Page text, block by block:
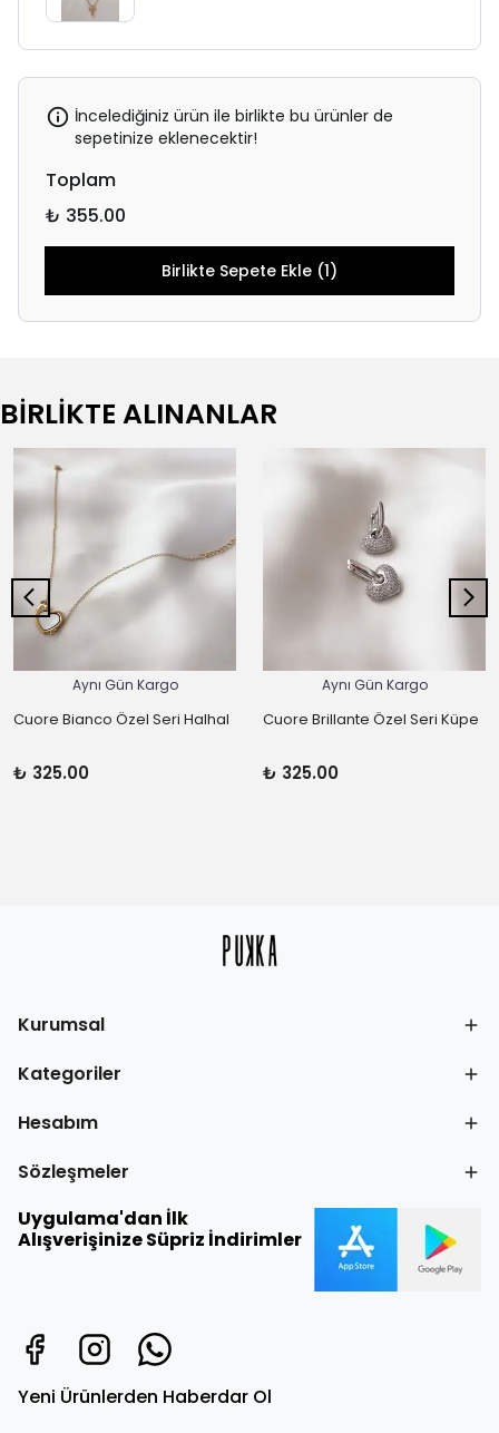
İncelediğiniz ürün ile birlikte bu ürünler de
sepetinize eklenecektir!
Toplam
₺ 355.00
Birlikte Sepete Ekle (1)
BİRLİKTE ALINANLAR
Aynı Gün Kargo
Cuore Bianco Özel Seri Halhal
₺ 325.00
Aynı Gün Kargo
Cuore Brillante Özel Seri Küpe
₺ 325.00
Kurumsal
Kategoriler
Hesabım
Sözleşmeler
Uygulama'dan İlk
Alışverişinize Süpriz İndirimler
Yeni Ürünlerden Haberdar Ol